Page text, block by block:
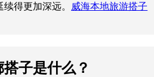
得更加深远。 威海本地旅游搭子
子是什么？